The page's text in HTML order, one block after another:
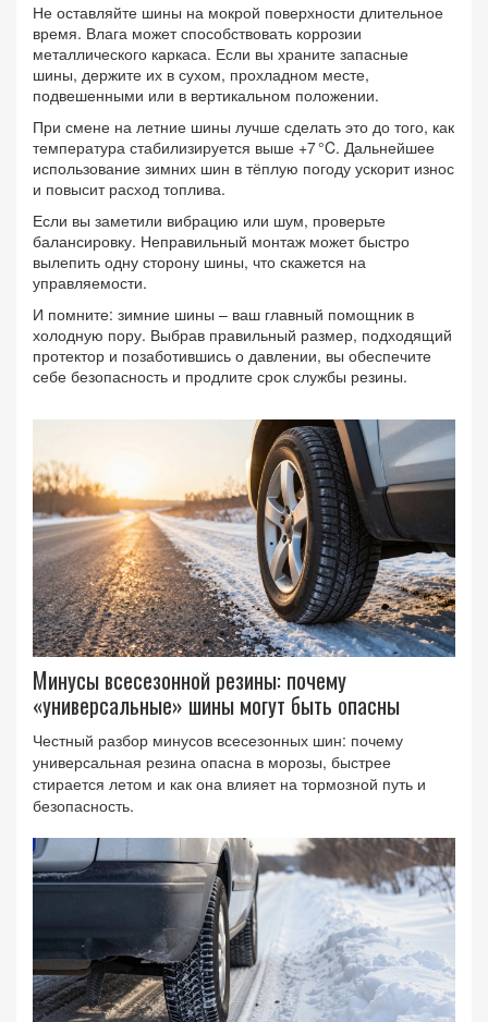
Не оставляйте шины на мокрой поверхности длительное
время. Влага может способствовать коррозии
металлического каркаса. Если вы храните запасные
шины, держите их в сухом, прохладном месте,
подвешенными или в вертикальном положении.
При смене на летние шины лучше сделать это до того, как
температура стабилизируется выше +7 °C. Дальнейшее
использование зимних шин в тёплую погоду ускорит износ
и повысит расход топлива.
Если вы заметили вибрацию или шум, проверьте
балансировку. Неправильный монтаж может быстро
вылепить одну сторону шины, что скажется на
управляемости.
И помните: зимние шины – ваш главный помощник в
холодную пору. Выбрав правильный размер, подходящий
протектор и позаботившись о давлении, вы обеспечите
себе безопасность и продлите срок службы резины.
Минусы всесезонной резины: почему
«универсальные» шины могут быть опасны
Честный разбор минусов всесезонных шин: почему
универсальная резина опасна в морозы, быстрее
стирается летом и как она влияет на тормозной путь и
безопасность.